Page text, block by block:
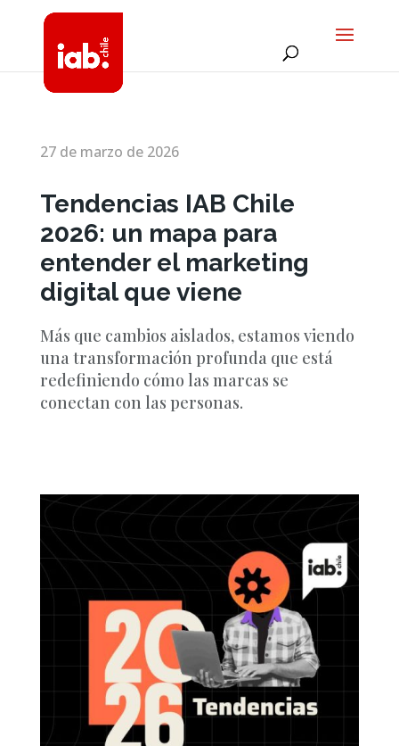
27 de marzo de 2026
Tendencias IAB Chile
2026: un mapa para
entender el marketing
digital que viene
Más que cambios aislados, estamos viendo
una transformación profunda que está
redefiniendo cómo las marcas se
conectan con las personas.